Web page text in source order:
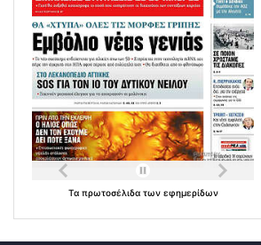
Τα πρωτοσέλιδα των εφημερίδων